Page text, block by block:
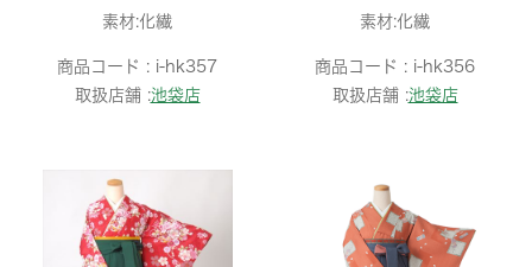
素材:化繊
商品コード : i-hk357
取扱店舗 :池袋店
素材:化繊
商品コード : i-hk356
取扱店舗 :池袋店